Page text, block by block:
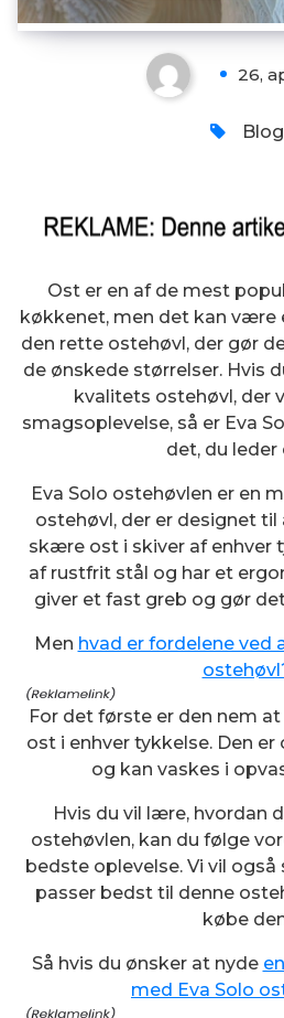
26,
Blog
Ost er en af ​​de mest
køkkenet, men det kan være
den rette ostehøvl, der gør
de ønskede størrelser. Hvis
kvalitets ostehøvl, der
smagsoplevelse, så er Eva
det, du leder
Eva Solo ostehøvlen er en
ostehøvl, der er designet
skære ost i skiver af enhver
af rustfrit stål og har et
giver et fast greb og gør
Men hvad er fordelene ved
For det første er den nem
ost i enhver tykkelse. Den
og kan vaskes i
Hvis du vil lære, hvordan
ostehøvlen, kan du følge
bedste oplevelse. Vi vil også
passer bedst til denne
købe
Så hvis du ønsker at nyde
med Eva Solo